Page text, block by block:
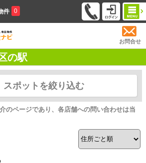
件 0
お問合せ
の駅
スポットを絞り込む
のページであり、各店舗への問い合わせは当